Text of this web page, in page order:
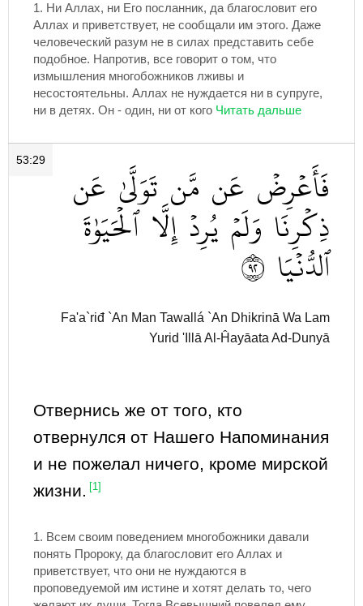
1. Ни Аллах, ни Его посланник, да благословит его
Аллах и приветствует, не сообщали им этого. Даже
человеческий разум не в силах представить себе
подобное. Напротив, все говорит о том, что
измышления многобожников лживы и
несостоятельны. Аллах не нуждается ни в супруге,
ни в детях. Он - один, ни от кого
53:29 فَأَعۡرِضۡ عَن مَّن تَوَلَّىٰ عَن
ذِكۡرِنَا وَلَمۡ يُرِدۡ إِلَّا ٱلۡحَيَوٰةَ
ٱلدُّنۡيَا ٢٩
Fa'a`riđ `An Man Tawallá `An Dhikrinā Wa Lam
Yurid 'Illā Al-Ĥayāata Ad-Dunyā
Отвернись же от того, кто
отвернулся от Нашего Напоминания
и не пожелал ничего, кроме мирской
жизни.
[1]
1. Всем своим поведением многобожники давали
понять Пророку, да благословит его Аллах и
приветствует, что они не нуждаются в
проповедуемой им истине и хотят делать то, чего